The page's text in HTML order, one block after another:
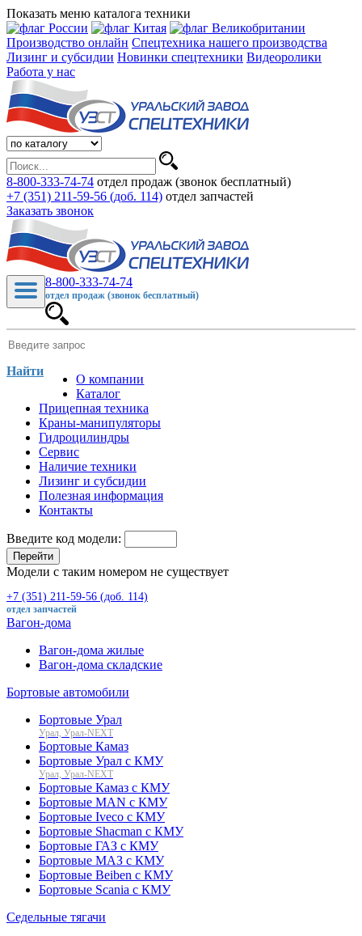
Показать меню каталога техники
Производство онлайн Спецтехника нашего производства
Лизинг и субсидии Новинки спецтехники Видеоролики
Работа у нас
8-800-333-74-74 отдел продаж (звонок бесплатный)
+7 (351) 211-59-56 (доб. 114) отдел запчастей
Заказать звонок
8-800-333-74-74
отдел продаж (звонок бесплатный)
Найти
О компании
Каталог
Прицепная техника
Краны-манипуляторы
Гидроцилиндры
Сервис
Наличие техники
Лизинг и субсидии
Полезная информация
Контакты
Введите код модели:
Перейти
Модели с таким номером не существует
+7 (351) 211-59-56 (доб. 114)
отдел запчастей
Вагон-дома
Вагон-дома жилые
Вагон-дома складские
Бортовые автомобили
Бортовые Урал
Урал, Урал-NEXT
Бортовые Камаз
Бортовые Урал с КМУ
Урал, Урал-NEXT
Бортовые Камаз с КМУ
Бортовые MAN с КМУ
Бортовые Iveco с КМУ
Бортовые Shacman с КМУ
Бортовые ГАЗ с КМУ
Бортовые МАЗ с КМУ
Бортовые Beiben с КМУ
Бортовые Scania с КМУ
Седельные тягачи